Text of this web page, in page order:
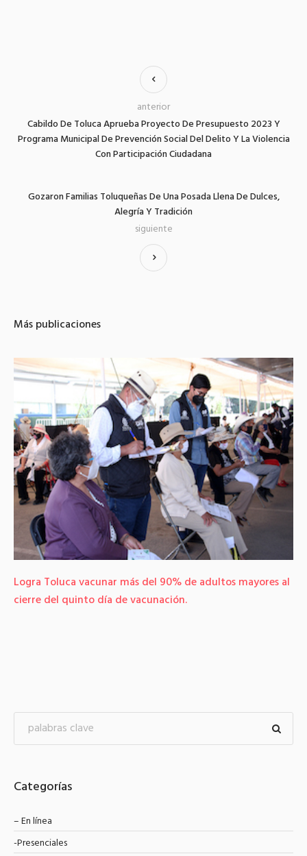
Cabildo De Toluca Aprueba Proyecto De Presupuesto 2023 Y
Programa Municipal De Prevención Social Del Delito Y La Violencia
Con Participación Ciudadana
anterior
Gozaron Familias Toluqueñas De Una Posada Llena De Dulces,
Alegría Y Tradición
siguiente
Más publicaciones
Logra Toluca vacunar más del 90% de adultos mayores al
cierre del quinto día de vacunación.
Categorías
– En línea
-Presenciales